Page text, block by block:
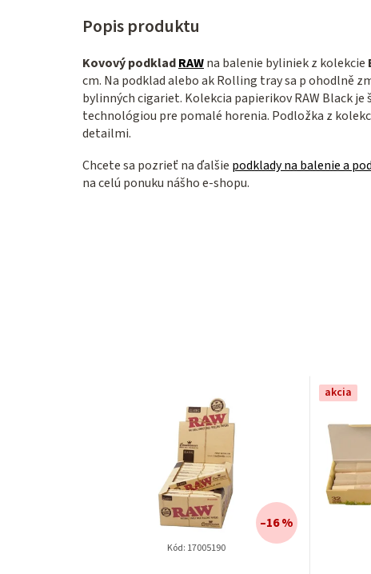
Kovový podkladRAWna balenie byliniek z kolekcie
cm. Na podklad alebo ak Rolling tray sa pohodlně
bylinných cigariet. Kolekcia papierikov RAW Black
technológiou pre pomalé horenia. Podložka z
detailmi.
Chcete sa pozrieť na ďalšie podklady na balenie a
na celú ponuku nášho e-shopu.
–16 %
Kód: 17005190
akcia